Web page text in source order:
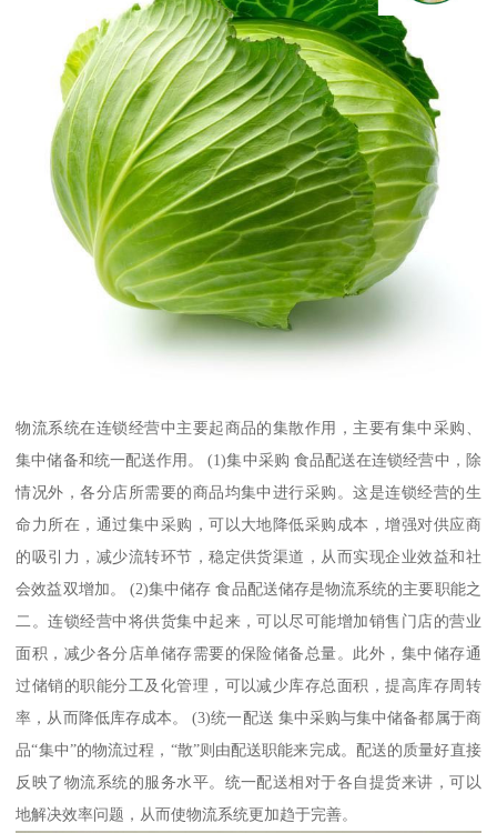
物流系统在连锁经营中主要起商品的集散作用，主要有集中采购、
集中储备和统一配送作用。 (1)集中采购 食品配送在连锁经营中，除
情况外，各分店所需要的商品均集中进行采购。这是连锁经营的生
命力所在，通过集中采购，可以大地降低采购成本，增强对供应商
的吸引力，减少流转环节，稳定供货渠道，从而实现企业效益和社
会效益双增加。 (2)集中储存 食品配送储存是物流系统的主要职能之
二。连锁经营中将供货集中起来，可以尽可能增加销售门店的营业
面积，减少各分店单储存需要的保险储备总量。此外，集中储存通
过储销的职能分工及化管理，可以减少库存总面积，提高库存周转
率，从而降低库存成本。 (3)统一配送 集中采购与集中储备都属于商
品“集中”的物流过程，“散”则由配送职能来完成。配送的质量好直接
反映了物流系统的服务水平。统一配送相对于各自提货来讲，可以
地解决效率问题，从而使物流系统更加趋于完善。